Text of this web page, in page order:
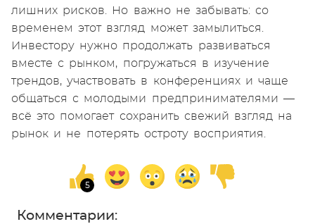
лишних рисков. Но важно не забывать: со
временем этот взгляд может замылиться.
Инвестору нужно продолжать развиваться
вместе с рынком, погружаться в изучение
трендов, участвовать в конференциях и чаще
общаться с молодыми предпринимателями —
всё это помогает сохранить свежий взгляд на
рынок и не потерять остроту восприятия.
Комментарии: